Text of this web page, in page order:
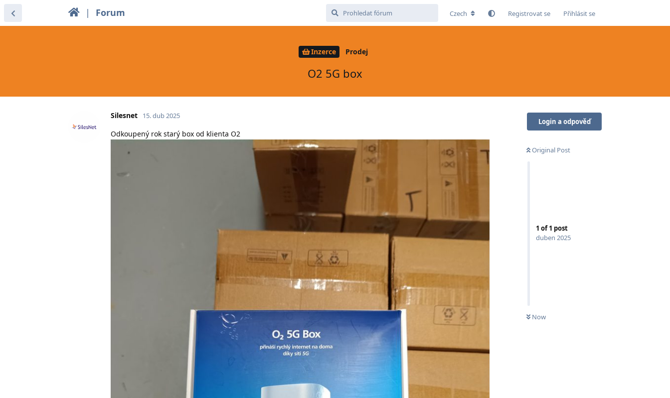
| Forum Czech Registrovat se Přihlásit se
Inzerce Prodej
O2 5G box
Login a odpověď
Original Post
1 of1 post
duben 2025
Now
Silesnet 15. dub 2025
Odkoupený rok starý box od klienta O2